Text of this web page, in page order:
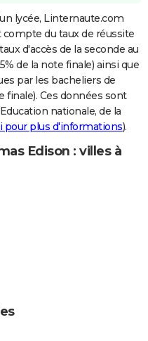
lycée, Linternaute.com
du taux de réussite
d'accès de la seconde au
de la note finale) ainsi que
par les bacheliers de
finale). Ces données sont
nationale, de la
pour plus d'informations).
Edison : villes à